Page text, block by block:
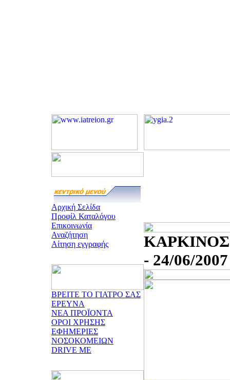
Αρχική Σελίδα
Προφίλ Καταλόγου
Επικοινωνία
Αναζήτηση
Αίτηση εγγραφής
ΒΡΕΙΤΕ ΤΟ ΓΙΑΤΡΟ ΣΑΣ
ΕΡΕΥΝΑ
ΝΕΑ ΠΡΟΪΟΝΤΑ
ΟΡΟΙ ΧΡΗΣΗΣ
ΕΦΗΜΕΡΙΕΣ
ΝΟΣΟΚΟΜΕΙΩΝ
DRIVE ME
- 24/06/2007